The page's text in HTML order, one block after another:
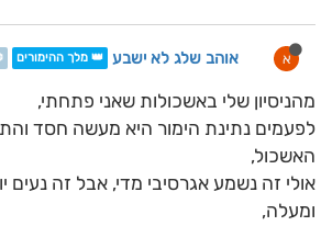
א אוהב שלג לא ישבע 👑 מלך ההימורים
מהניסיון שלי באשכולות שאני פתחתי,
לפעמים נתינת הימור היא מעשה חסד
האשכול,
ומעלה,